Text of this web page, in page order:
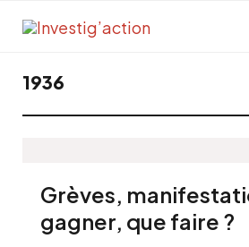
1936
Grèves,
gagner, que faire ?